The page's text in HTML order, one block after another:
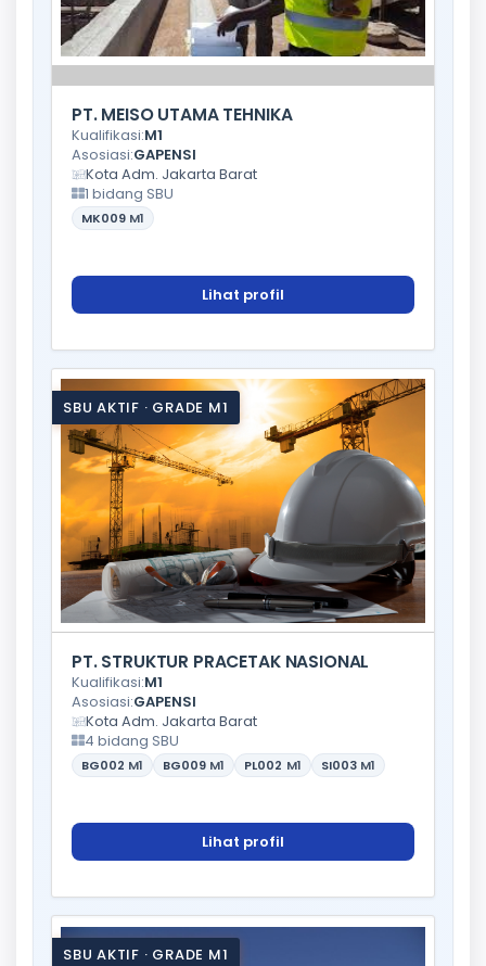
PT. MEISO UTAMA TEHNIKA
Kualifikasi:M1
Asosiasi:GAPENSI
Kota Adm. Jakarta Barat
1 bidang SBU
MK009 M1
Lihat profil
SBU AKTIF · GRADE M1
PT. STRUKTUR PRACETAK NASIONAL
Kualifikasi:M1
Asosiasi:GAPENSI
Kota Adm. Jakarta Barat
4 bidang SBU
BG002 M1 BG009 M1 PL002 M1 SI003 M1
Lihat profil
SBU AKTIF · GRADE M1